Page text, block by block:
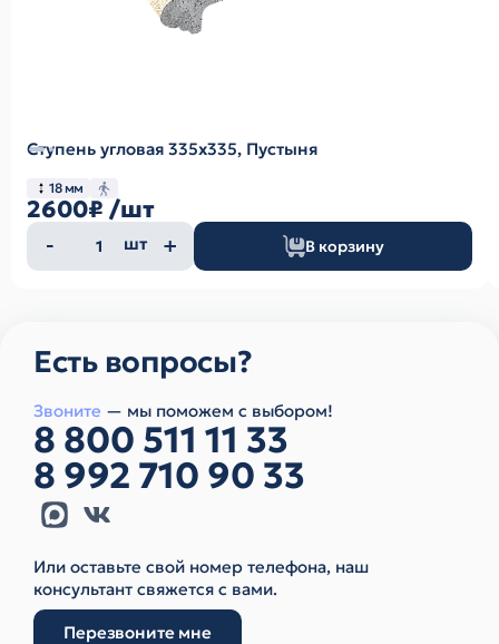
Ступень угловая 335х335, Пустыня
18 мм
2600₽ /шт
Количество
шт В корзину
Есть вопросы?
Звоните — мы поможем с выбором!
8 800 511 11 33
8 992 710 90 33
Или оставьте свой номер телефона, наш
консультант свяжется с вами.
Перезвоните мне